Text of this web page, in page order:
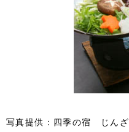
写真提供：四季の宿 じんざ